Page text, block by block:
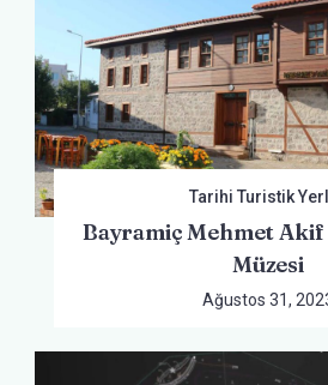
Tarihi Turistik
Bayramiç Mehmet Akif
Müzesi
Ağustos 31,